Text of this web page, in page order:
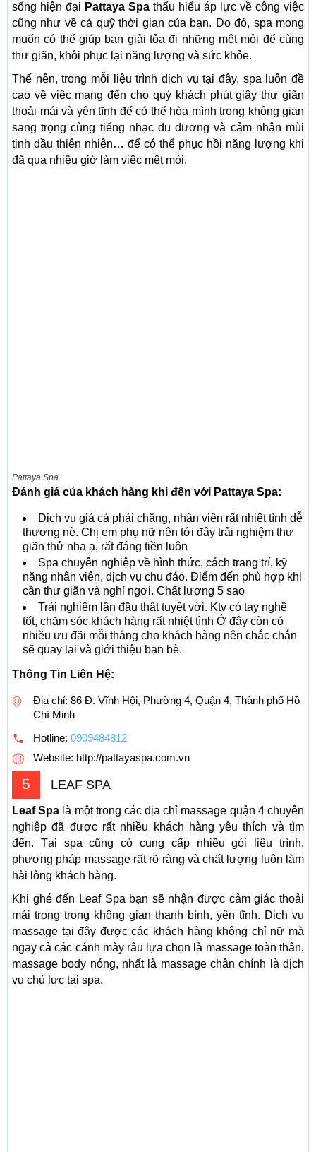
sống hiện đại Pattaya Spa thấu hiểu áp lực về công việc
cũng như về cả quỹ thời gian của bạn. Do đó, spa mong
muốn có thể giúp bạn giải tỏa đi những mệt mỏi để cùng
thư giãn, khôi phục lại năng lượng và sức khỏe.
Thế nên, trong mỗi liệu trình dịch vụ tại đây, spa luôn đề
cao về việc mang đến cho quý khách phút giây thư giãn
thoải mái và yên tĩnh để có thể hòa mình trong không gian
sang trọng cùng tiếng nhạc du dương và cảm nhận mùi
tinh dầu thiên nhiên… để có thể phục hồi năng lượng khi
đã qua nhiều giờ làm việc mệt mỏi.
Pattaya Spa
Đánh giá của khách hàng khi đến với Pattaya Spa:
Dịch vụ giá cả phải chăng, nhân viên rất nhiệt tình dễ
thương nè. Chị em phụ nữ nên tới đây trải nghiệm thư
giãn thử nha ạ, rất đáng tiền luôn
Spa chuyên nghiệp về hình thức, cách trang trí, kỹ
năng nhân viên, dịch vụ chu đáo. Điểm đến phù hợp khi
cần thư giãn và nghỉ ngơi. Chất lượng 5 sao
Trải nghiệm lần đầu thật tuyệt vời. Ktv có tay nghề
tốt, chăm sóc khách hàng rất nhiệt tình Ở đây còn có
nhiều ưu đãi mỗi tháng cho khách hàng nên chắc chắn
sẽ quay lại và giới thiệu bạn bè.
Thông Tin Liên Hệ:
Địa chỉ: 86 Đ. Vĩnh Hội, Phường 4, Quận 4, Thành phố Hồ
Chí Minh
Hotline: 0909484812
Website: http://pattayaspa.com.vn
5 LEAF SPA
Leaf Spa là một trong các địa chỉ massage quận 4 chuyên
nghiệp đã được rất nhiều khách hàng yêu thích và tìm
đến. Tại spa cũng có cung cấp nhiều gói liệu trình,
phương pháp massage rất rõ ràng và chất lượng luôn làm
hài lòng khách hàng.
Khi ghé đến Leaf Spa bạn sẽ nhận được cảm giác thoải
mái trong trong không gian thanh bình, yên tĩnh. Dịch vụ
massage tại đây được các khách hàng không chỉ nữ mà
ngay cả các cánh mày râu lựa chọn là massage toàn thân,
massage body nóng, nhất là massage chân chính là dịch
vụ chủ lực tại spa.